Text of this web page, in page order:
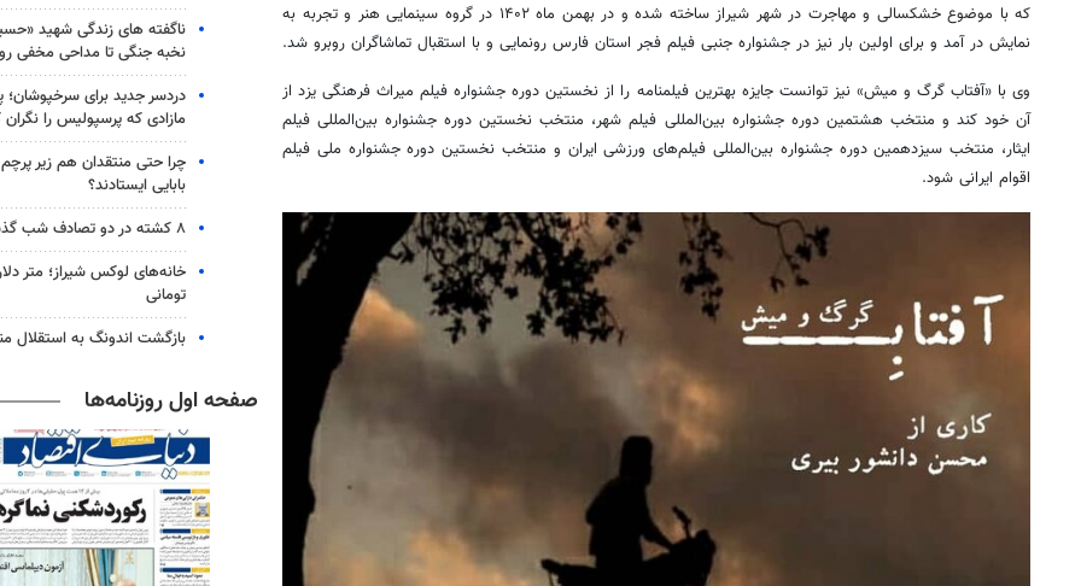
که با موضوع خشکسالی و مهاجرت در شهر شیراز ساخته شده و در بهمن ماه ۱۴۰۲ در گروه سینمایی
هنر وتجربه به
نمایش در آمد و برای اولین بار نیز در جشنواره جنبی فیلم فجر استان فارس رونمایی و با استقبال تماشاگران روبرو شد.
وی با «آفتاب گرگ و میش» نیز توانست جایزه بهترین فیلمنامه را از نخستین دوره جشنواره فیلم میراث فرهنگی یزد از
آن خود کند و منتخب هشتمین دوره جشنواره بین‌المللی فیلم شهر، منتخب نخستین دوره جشنواره بین‌المللی فیلم
ایثار، منتخب سیزدهمین دوره جشنواره بین‌المللی فیلم‌های ورزشی ایران و منتخب نخستین دوره جشنواره ملی فیلم
اقوام ایرانی شود.
ناگفته های زندگی شهید
نخبه جنگی تا مداحی مخفی
دردسر جدید برای سرخپوشان؛
مازادی که پرسپولیس را نگران
چرا حتی منتقدان هم زیر
بابایی ایستادند؟
۸ کشته در دو تصادف شب گذشته
خانه‌های لوکس شیراز؛ متر
تومانی
بازگشت اندونگ به استقلال
صفحه اول روزنامه‌ها